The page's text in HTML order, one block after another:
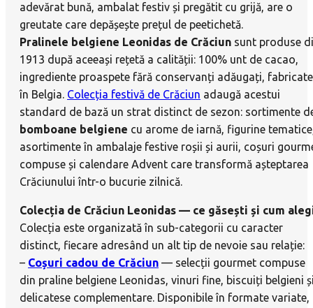
adevărat bună, ambalat festiv și pregătit cu grijă, are o
greutate care depășește prețul de peetichetă.
Pralinele belgiene Leonidas de Crăciun sunt produse
1913 după aceeași rețetă a calității: 100% unt de cacao,
ingrediente proaspete fără conservanți adăugați, fabricate
în Belgia. Colecția festivă de Crăciun adaugă acestui
standard de bază un strat distinct de sezon: sortimente
bomboane belgiene cu arome de iarnă, figurine
asortimente în ambalaje festive roșii și aurii, coșuri
compuse și calendare Advent care transformă așteptarea
Crăciunului într-o bucurie zilnică.
Colecția de Crăciun Leonidas — ce găsești și cum
Colecția este organizată în sub-categorii cu caracter
distinct, fiecare adresând un alt tip de nevoie sau relație:
– Coșuri cadou de Crăciun — selecții gourmet compuse
din praline belgiene Leonidas, vinuri fine, biscuiți belgieni
delicatese complementare. Disponibile în formate variate,